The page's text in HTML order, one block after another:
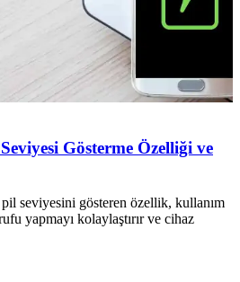
Gösterme Özelliği ve
seviyesini gösteren özellik, kullanım
yapmayı kolaylaştırır ve cihaz